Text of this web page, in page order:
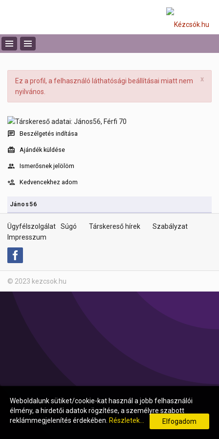
x
Ez a profil, a felhasználó láthatósági beállításai miatt nem
nyilvános.
Beszélgetés indítása
Ajándék küldése
Ismerősnek jelölöm
Kedvencekhez adom
János56
Ügyfélszolgálat Súgó Társkereső hírek
Szabályzat
Impresszum
© 2023 kezcsok.hu
Weboldalunk sütiket/cookie-kat használ a jobb felhasználói
élmény, a hirdetői adatok rögzítése, a személyre szabott
reklámmegjelenítés érdekében. Részletek... Elfogadom